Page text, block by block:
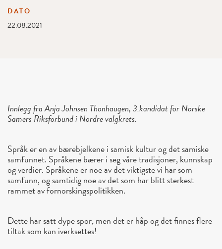
DATO
22.08.2021
Innlegg fraAnja Johnsen Thonhaugen,3.kandidat for Norske
Samers Riksforbund i Nordre valgkrets.
Språk er en av bærebjelkene i samisk kultur og det samiske
samfunnet. Språkene bærer i seg våre tradisjoner, kunnskap
og verdier. Språkene er noe av det viktigste vi har som
samfunn, og samtidig noe av det som har blitt sterkest
rammet av fornorskingspolitikken.
Dette har satt dype spor, men det er håp og det finnes flere
tiltak som kan iverksettes!